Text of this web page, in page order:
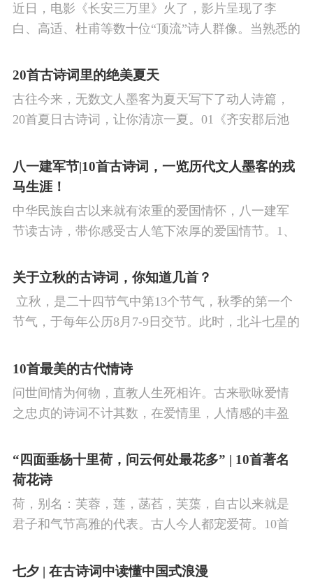
平愿望。
近日，电影《长安三万里》火了，影片呈现了李
白、高适、杜甫等数十位“顶流”诗人群像。当熟悉的
涉及48首诗词，你会背几首？快来（预）习。
20首古诗词里的绝美夏天
古往今来，无数文人墨客为夏天写下了动人诗篇，
20首夏日古诗词，让你清凉一夏。01《齐安郡后池
尽日无人看微雨，鸳鸯相对浴红衣。
八一建军节|10首古诗词，一览历代文人墨客的戎
马生涯！
中华民族自古以来就有浓重的爱国情怀，八一建军
节读古诗，带你感受古人笔下浓厚的爱国情节。1、
看剑，梦回吹角连营。八百里分麾下炙，五十弦翻
关于立秋的古诗词，你知道几首？
​ 立秋，是二十四节气中第13个节气，秋季的第一个
节气，于每年公历8月7-9日交节。此时，北斗七星的
了四时“气”的变化，立秋是阳气渐收、阴气渐长，由
10首最美的古代情诗
问世间情为何物，直教人生死相许。古来歌咏爱情
之忠贞的诗词不计其数，在爱情里，人情感的丰盈
笔下生辉。10首绝美的爱情古诗词，与你一起感受
情之幽微，爱之可贵。
“四面垂杨十里荷，问云何处最花多” | 10首著名
荷花诗
荷，别名：芙蓉，莲，菡萏，芙蕖，自古以来就是
君子和气节高雅的代表。古人今人都宠爱荷。10首
杨万里泉眼无声惜细流，树阴照水爱晴柔。
七夕 | 在古诗词中读懂中国式浪漫